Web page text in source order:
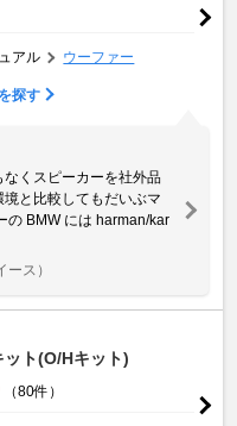
アル ウーファー
探す
くスピーカーを社外品
と比較してもだいぶマ
の BMW には harman/kar
ース）
ト(O/Hキット)
（80件）